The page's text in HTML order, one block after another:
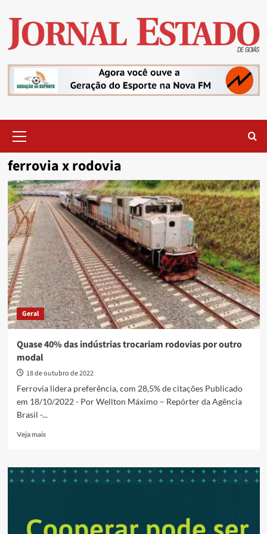
content
Menu
ferrovia x rodovia
Geral
Quase 40% das indústrias trocariam rodovias por outro
modal
18 de outubro de 2022
Ferrovia lidera preferência, com 28,5% de citações Publicado
em 18/10/2022 - Por Wellton Máximo – Repórter da Agência
Brasil -...
Veja maisRead
Quase
40%
rodovias